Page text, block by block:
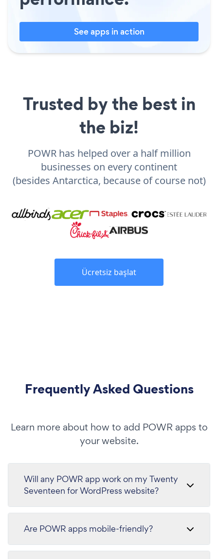
See apps in action
Trusted by the best in
the biz!
POWR has helped over a half million
businesses on every continent
(besides Antarctica, because of course not)
Ücretsiz başlat
Frequently Asked Questions
Learn more about how to add POWR apps to
your website.
Will any POWR app work on my Twenty
Seventeen for WordPress website?
Are POWR apps mobile-friendly?